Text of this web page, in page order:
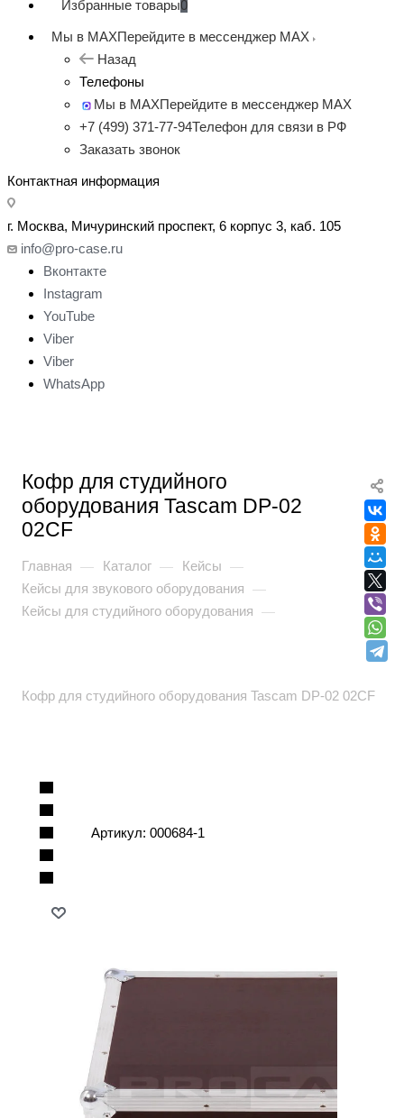
Избранные товары0
Мы в MAXПерейдите в мессенджер MAX
Назад
Телефоны
Мы в MAXПерейдите в мессенджер MAX
+7 (499) 371-77-94Телефон для связи в РФ
Заказать звонок
Контактная информация
г. Москва, Мичуринский проспект, 6 корпус 3, каб. 105
info@pro-case.ru
Вконтакте
Instagram
YouTube
Viber
Viber
WhatsApp
Кофр для студийного
оборудования Tascam DP-02
02CF
Главная — Каталог — Кейсы —
Кейсы для звукового оборудования —
Кейсы для студийного оборудования —
Кофр для студийного оборудования Tascam DP-02 02CF
Артикул: 000684-1